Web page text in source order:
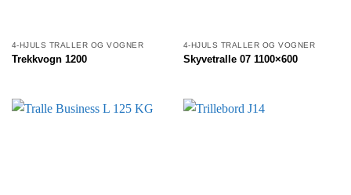
4-HJULS TRALLER OG VOGNER
Trekkvogn 1200
4-HJULS TRALLER OG VOGNER
Skyvetralle 07 1100×600